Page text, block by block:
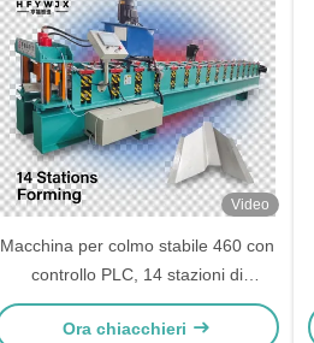
Video
Macchina per colmo stabile 460 con
controllo PLC, 14 stazioni di
formatura e trasmissione a
ingranaggi
Ora chiacchieri